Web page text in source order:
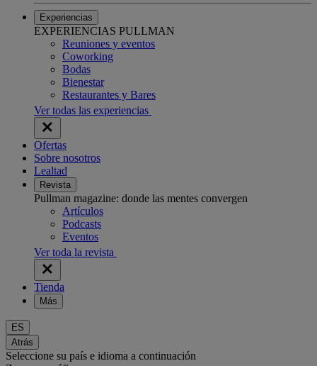
Experiencias
EXPERIENCIAS PULLMAN
Reuniones y eventos
Coworking
Bodas
Bienestar
Restaurantes y Bares
Ver todas las experiencias
Ofertas
Sobre nosotros
Lealtad
Revista
Pullman magazine: donde las mentes convergen
Artículos
Podcasts
Eventos
Ver toda la revista
Tienda
Más
ES
Atrás
Seleccione su país e idioma a continuación